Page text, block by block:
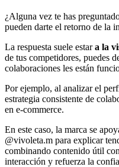
¿Alguna vez te has
pueden darte el retorno de la
La respuesta suele estara la
de tus competidores, puedes
colaboraciones les están
Por ejemplo, al analizar el
estrategia consistente de
en e-commerce.
En este caso, la marca se
@vivoleta.m para explicar
combinando contenido útil
interacción y refuerza la